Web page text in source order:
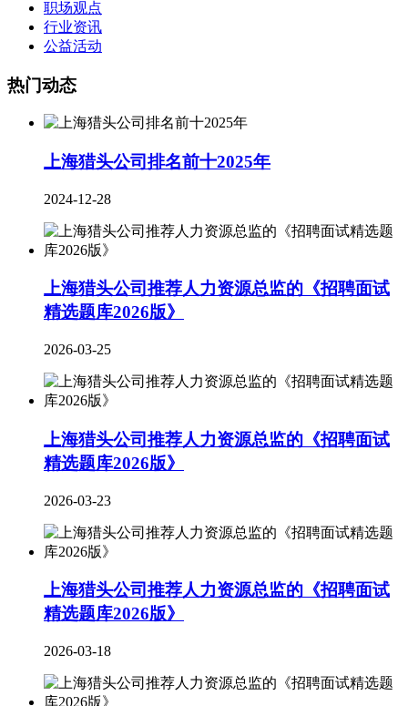
职场观点
行业资讯
公益活动
热门动态
上海猎头公司排名前十2025年
2024-12-28
上海猎头公司推荐人力资源总监的《招聘面试
精选题库2026版》
2026-03-25
上海猎头公司推荐人力资源总监的《招聘面试
精选题库2026版》
2026-03-23
上海猎头公司推荐人力资源总监的《招聘面试
精选题库2026版》
2026-03-18